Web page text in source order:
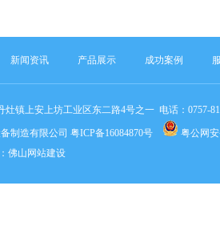
新闻资讯 产品展示 成功案例
镇上安上坊工业区东二路4号之一 电话：0757-
制造有限公司 粤ICP备16084870号
粤公网安
佛山网站建设